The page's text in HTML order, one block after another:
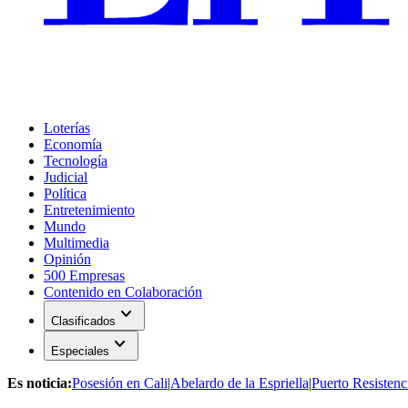
Loterías
Economía
Tecnología
Judicial
Política
Entretenimiento
Mundo
Multimedia
Opinión
500 Empresas
Contenido en Colaboración
Clasificados expand_more
Especiales expand_more
Es noticia:Posesión en Cali|Abelardo de la Espriella|Puerto